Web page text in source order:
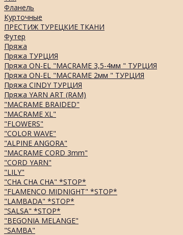
Фланель
Курточные
ПРЕСТИЖ ТУРЕЦКИЕ ТКАНИ
Футер
Пряжа
Пряжа ТУРЦИЯ
Пряжа ON-EL "MACRAME 3,5-4мм " ТУРЦИЯ
Пряжа ON-EL "MACRAME 2мм " ТУРЦИЯ
Пряжа CINDY ТУРЦИЯ
Пряжа YARN ART (RAM)
"MACRAME BRAIDED"
"MACRAME XL"
"FLOWERS"
"COLOR WAVE"
"ALPINE ANGORA"
"MACRAME CORD 3mm"
"CORD YARN"
"LILY"
"CHA CHA CHA" *STOP*
"FLAMENCO MIDNIGHT" *STOP*
"LAMBADA" *STOP*
"SALSA" *STOP*
"BEGONIA MELANGE"
"SAMBA"